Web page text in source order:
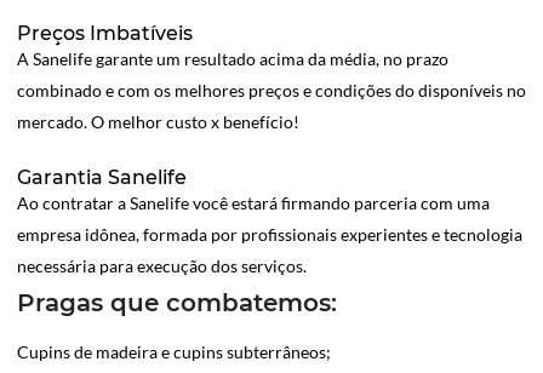
Preços Imbatíveis
A Sanelife garante um resultado acima da média, no prazo
combinado e com os melhores preços e condições do disponíveis no
mercado. O melhor custo x benefício!
Garantia Sanelife
Ao contratar a Sanelife você estará firmando parceria com uma
empresa idônea, formada por profissionais experientes e tecnologia
necessária para execução dos serviços.
Pragas que combatemos:
Cupins de madeira e cupins subterrâneos;